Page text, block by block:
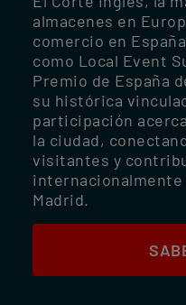
almacenes en
comercio en
como Local Event
Premio de España
su histórica
participación
la ciudad,
visitantes y
Madrid.